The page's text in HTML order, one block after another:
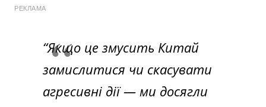
РЕКЛАМА
“Якщо це змусить Китай
замислитися чи скасувати
агресивні дії — ми досягли